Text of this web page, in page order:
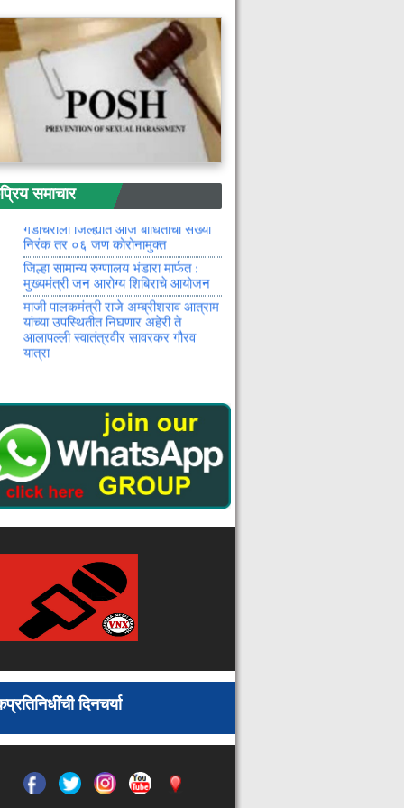
समाचार
नक्षलवाद्यांच्या वतीने खंडणी वसुल करणाऱ्या
नक्षल समर्थकांना गडचिरोली पोलीस दलाने
केली अटक
आंघोळीसाठी काढून ठेवलेले गरम पाणी
अंगावर सांडल्याने दहा महिन्याच्या
चिमुकलीचा मृत्यू
मुसळधार पावसाच्या पार्श्वभूमीवर जिल्ह्यातील
सर्व शाळा-महाविद्यालयांना २९ जुलै रोजी
सुटी
उन्हाळी हंगामातील धान व मका खरेदी केंद्र
तात्काळ सुरू करा : अरुण मुक्कावार यांची
गडचिरोली जिल्ह्यात आज बाधितांची संख्या
निरंक तर ०६ जण कोरोनामुक्त
जिल्हा सामान्य रुग्णालय भंडारा मार्फत :
मुख्यमंत्री जन आरोग्य शिबिराचे आयोजन
माजी पालकमंत्री राजे अम्ब्रीशराव आत्राम
यांच्या उपस्थितीत निघणार अहेरी ते
आलापल्ली स्वातंत्रवीर सावरकर गौरव
बाधिताची नोंद
राहत्या घरी गळफास घेऊन युवतीची
आत्महत्या : वरोरा येथील घटना
मतदानाच्या दिवशी सुट्टी न दिल्यास होणार
कारवाई
मालगाडीच्या धडकेत पट्टेदार वाघाचा मृत्यू
दिव्यांग पुनर्वसन केंद्र उघडणेकरीता
उत्कृष्ठ जिल्हा युवा मंडळ पुरस्कारासाठी
अर्ज मागणी
राज्य सरकार ओरल हेल्थकेअरसाठी
अधिकाधिक निधी उपलब्ध करणार :
उपमुख्यमंत्री देवेद्र फडणवीस
दिनचर्या